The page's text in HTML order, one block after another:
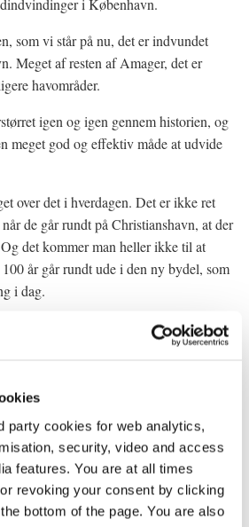
party cookies for web analytics,
security, video and access
features. You are at all times
revoking your consent by clicking
bottom of the page. You are also
i København.
som vi står på nu, det er indvundet
Meget af resten af Amager, det er
havområder.
igen og igen gennem historien, og
meget god og effektiv måde at udvide
over det i hverdagen. Det er ikke ret
de går rundt på Christianshavn, at der
det kommer man heller ikke til at
år går rundt ude i den ny bydel, som
i dag.
af at udvikle hele Danmark, men vi
hovedstaden. Der er meget, som kun
være et internationalt økonomisk
den have mulighed for at vokse, og
og mulighed for. Det giver nogle helt
skabe vækst i de kommende år, så
stærkeste storby.